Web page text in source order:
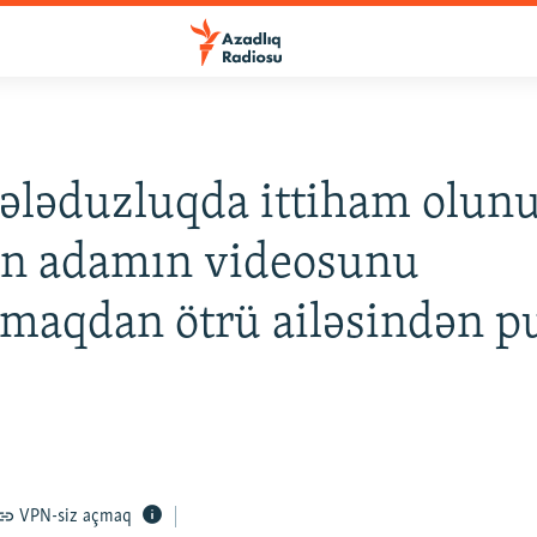
ittiham
adamın videosunu
ötrü ailəsindən
VPN-siz açmaq